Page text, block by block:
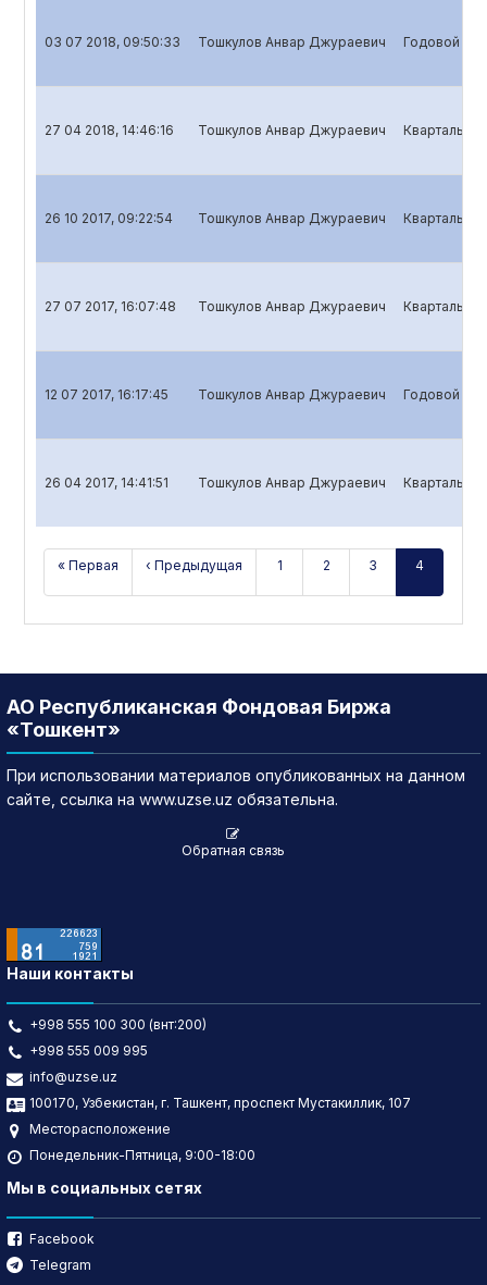
03 07 2018, 09:50:33 Тошкулов Анвар Джураевич Годовой
27 04 2018, 14:46:16 Тошкулов Анвар Джураевич
26 10 2017, 09:22:54 Тошкулов Анвар Джураевич
27 07 2017, 16:07:48 Тошкулов Анвар Джураевич
12 07 2017, 16:17:45 Тошкулов Анвар Джураевич Годовой
26 04 2017, 14:41:51 Тошкулов Анвар Джураевич
« Первая ‹ Предыдущая 1 2 3 4
АО Республиканская Фондовая Биржа
«Тошкент»
При использовании материалов опубликованных на данном
сайте, ссылка на www.uzse.uz обязательна.
Обратная связь
Наши контакты
+998 555 100 300 (внт:200)
+998 555 009 995
info@uzse.uz
100170, Узбекистан, г. Ташкент, проспект Мустакиллик, 107
Месторасположение
Понедельник-Пятница, 9:00-18:00
Мы в социальных сетях
Facebook
Telegram